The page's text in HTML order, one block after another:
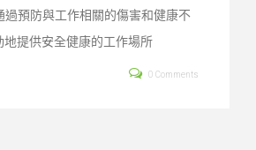
過預防與工作相關的傷害和健康不
地提供安全健康的工作場所
0 Comments